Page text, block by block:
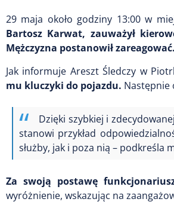
29 maja około godziny 13:00 w
Bartosz Karwat, zauważył
Mężczyzna postanowił zareagować.
Jak informuje Areszt Śledczy w
mu kluczyki do pojazdu. Następnie
Dzięki szybkiej i
stanowi przykład
służby, jak i poza nią – podkreśla
Za swoją postawę
wyróżnienie, wskazując na